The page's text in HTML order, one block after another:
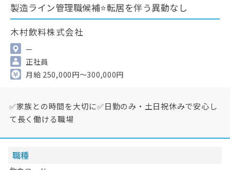
製造ライン管理職候補⭐転居を伴う異動なし
木村飲料株式会社
—
正社員
月給 250,000円～300,000円
✅家族との時間を大切に✅日勤のみ・土日祝休みで安心し
て長く働ける職場
職種